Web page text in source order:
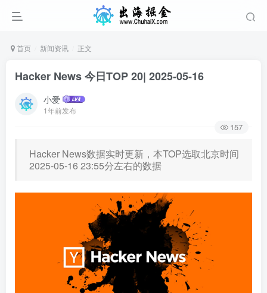
首页 新闻资讯 正文
Hacker News 今日TOP 20| 2025-05-16
小爱
1年前发布
157
Hacker News数据实时更新，本TOP选取北京时间
2025-05-16 23:55分左右的数据